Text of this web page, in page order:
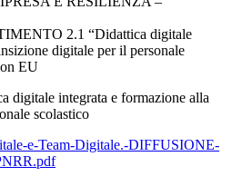
2.1 “Didattica digitale
digitale per il personale
EU
digitale integrata e formazione alla
scolastico
e-Team-Digitale.-DIFFUSIONE-